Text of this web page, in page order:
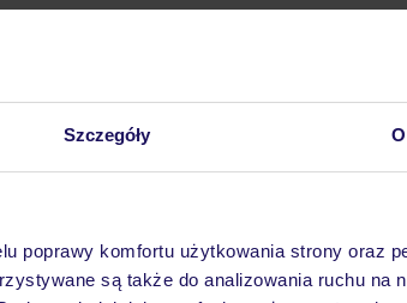
Szczegóły
poprawy komfortu użytkowania strony oraz
są także do analizowania ruchu na
opiekunów prawnych. Dokument